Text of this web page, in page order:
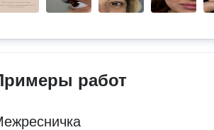
работ